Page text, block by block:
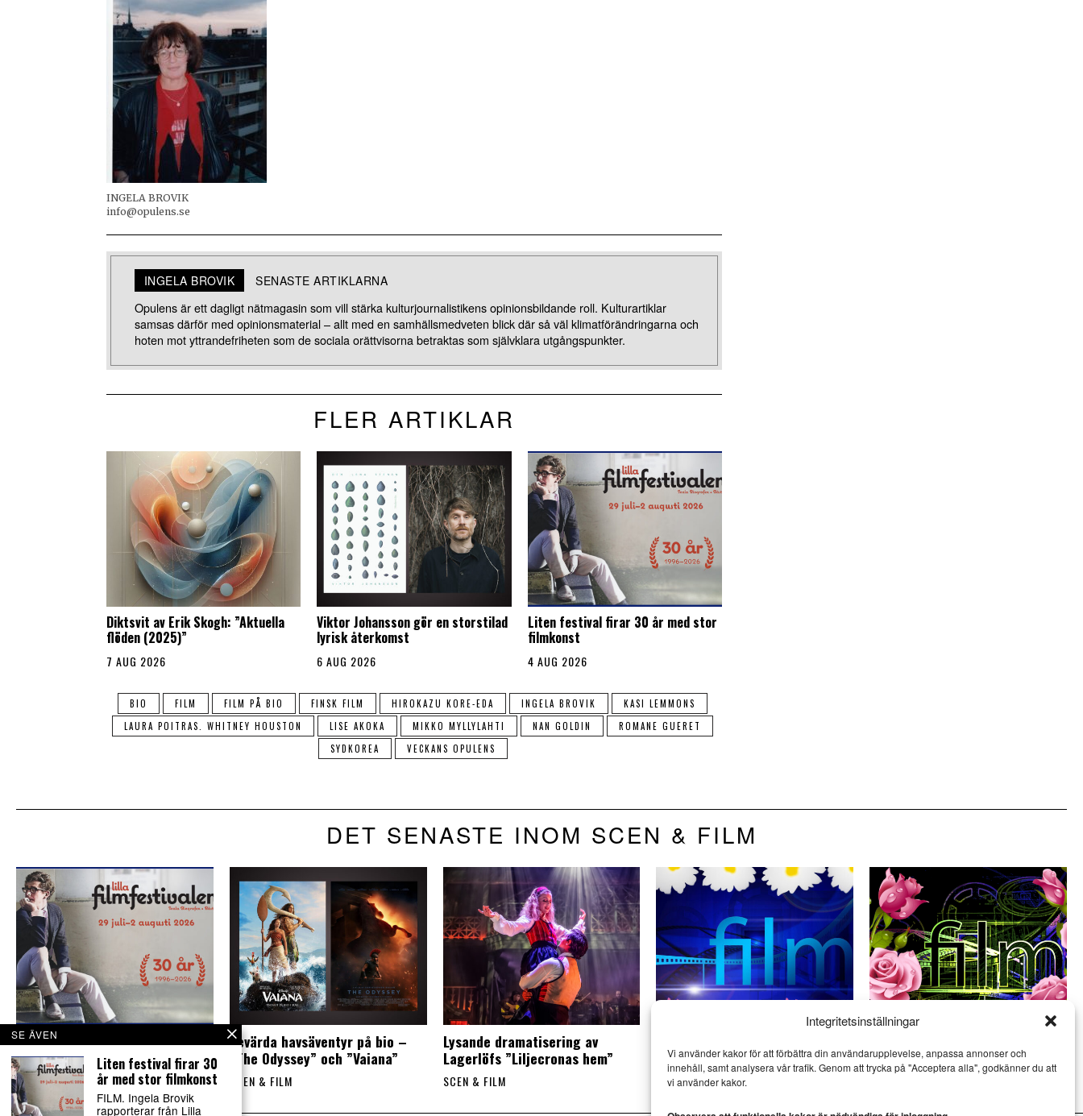
Integritetsinställningar
Vi använder kakor för att förbättra din användarupplevelse, anpassa annonser och
innehåll, samt analysera vår trafik. Genom att trycka på "Acceptera alla", godkänner du att
vi använder kakor.
INGELA BROVIK
info@opulens.se
INGELA BROVIK SENASTE ARTIKLARNA
Opulens är ett dagligt nätmagasin som vill stärka kulturjournalistikens opinionsbildande roll. Kulturartiklar
samsas därför med opinionsmaterial – allt med en samhällsmedveten blick där så väl klimatförändringarna och
hoten mot yttrandefriheten som de sociala orättvisorna betraktas som självklara utgångspunkter.
FLER ARTIKLAR
Diktsvit av Erik Skogh: ”Aktuella
flöden (2025)”
7 AUG 2026
Viktor Johansson gör en storstilad
lyrisk återkomst
6 AUG 2026
Liten festival firar 30 år med stor
filmkonst
4 AUG 2026
BIO FILM FILM PÅ BIO FINSK FILM HIROKAZU KORE-EDA INGELA BROVIK
KASI LEMMONS
LAURA POITRAS. WHITNEY HOUSTON
LISE AKOKA MIKKO MYLLYLAHTI NAN GOLDIN
ROMANE GUERET
SYDKOREA
VECKANS OPULENS
DET SENASTE INOM SCEN & FILM
Liten festival firar 30 år med
stor filmkonst
SCEN & FILM
Sevärda havsäventyr på bio –
”The Odyssey” och ”Vaiana”
SCEN & FILM
Lysande dramatisering av
Lagerlöfs ”Liljecronas hem”
SCEN & FILM
sevärda dokumentärer
SCEN & FILM
början av juni
SE ÄVEN
Liten festival firar 30
år med stor filmkonst
FILM. Ingela Brovik
rapporterar från Lilla